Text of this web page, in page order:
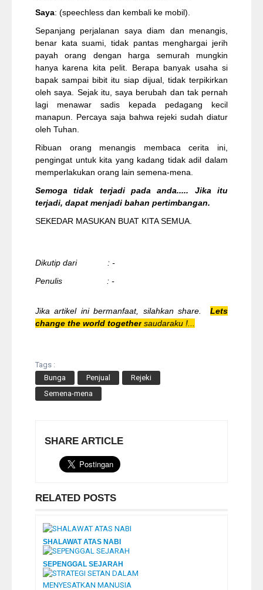
Saya: (speechless dan kembali ke mobil).
Sepanjang perjalanan saya diam dan menangis,
benar kata suami, tidak pantas menghargai jerih
payah orang dengan harga semurah mungkin
hanya karena kita pelit. Berapa banyak usaha si
bapak sampai bibit itu siap dijual, tidak terpikirkan
oleh saya. Sejak itu, saya berubah dan tak pernah
lagi menawar sadis kepada pedagang kecil
manapun. Percaya saja bahwa rejeki sudah diatur
oleh Tuhan.
Ribuan orang menangis membaca cerita ini,
pengingat untuk kita yang kadang tidak adil dalam
memperlakukan orang lain semena-mena.
Semoga tidak terjadi pada anda..... Jika itu
terjadi, dapat menjadi bahan pertimbangan.
SEKEDAR MASUKAN BUAT KITA SEMUA.
Dikutip dari : -
Penulis : -
Jika artikel ini bermanfaat, silahkan share. Lets
change the world together saudaraku !...
Tags :
Bunga
Penjual
Rejeki
Semena-mena
SHARE ARTICLE
RELATED POSTS
SHALAWAT ATAS NABI
SEPENGGAL SEJARAH